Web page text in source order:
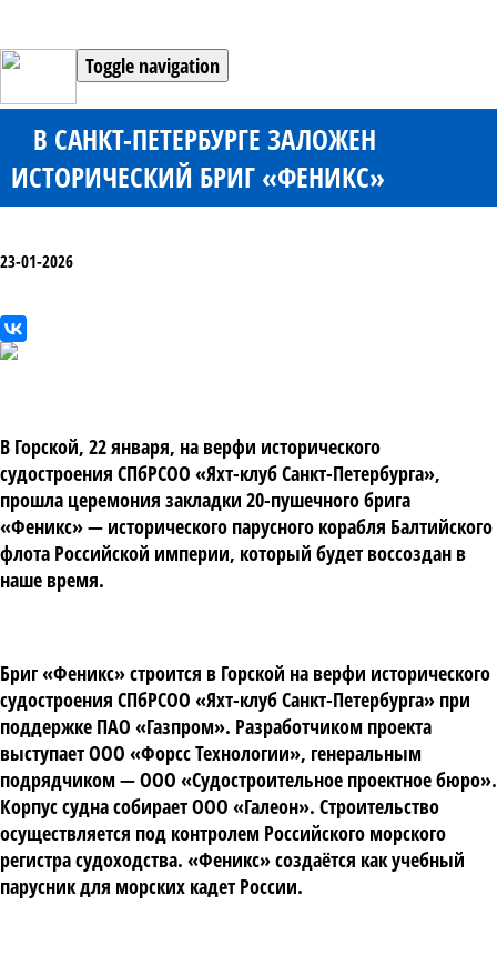
Toggle navigation
В САНКТ-ПЕТЕРБУРГЕ ЗАЛОЖЕН
ИСТОРИЧЕСКИЙ БРИГ «ФЕНИКС»
23-01-2026
В Горской, 22 января, на верфи исторического
судостроения СПбРСОО «Яхт-клуб Санкт-Петербурга»,
прошла церемония закладки 20-пушечного брига
«Феникс» — исторического парусного корабля Балтийского
флота Российской империи, который будет воссоздан в
наше время.
Бриг «Феникс» строится в Горской на верфи исторического
судостроения СПбРСОО «Яхт-клуб Санкт-Петербурга» при
поддержке ПАО «Газпром». Разработчиком проекта
выступает ООО «Форсс Технологии», генеральным
подрядчиком — ООО «Судостроительное проектное бюро».
Корпус судна собирает ООО «Галеон». Строительство
осуществляется под контролем Российского морского
регистра судоходства. «Феникс» создаётся как учебный
парусник для морских кадет России.